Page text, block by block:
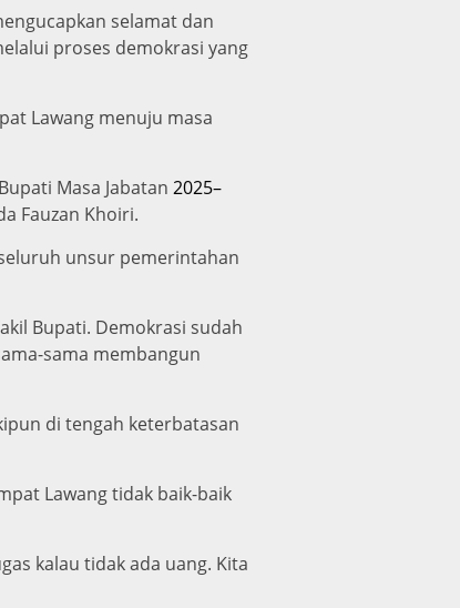
selamat dan
proses demokrasi yang
Lawang menuju masa
Masa Jabatan 2025–
Fauzan Khoiri.
unsur pemerintahan
Bupati. Demokrasi sudah
sama membangun
di tengah keterbatasan
Lawang tidak baik-baik
kalau tidak ada uang. Kita